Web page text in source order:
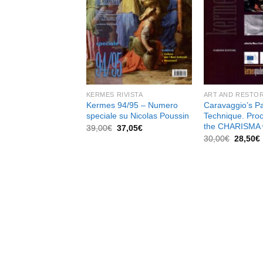
dei
desideri
KERMES RIVISTA
Kermes 94/95 – Numero
speciale su Nicolas Poussin
39,00€ Il
prezzo
37,05€Il
ART AND
Caravaggio’s
Technique.
the CHARISMA
30,00€ Il
prezzo
28,50€Il